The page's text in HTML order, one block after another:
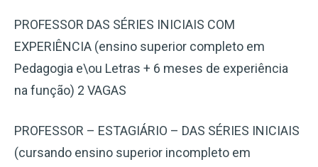
PROFESSOR DAS SÉRIES INICIAIS COM
EXPERIÊNCIA (ensino superior completo em
Pedagogia e\ou Letras + 6 meses de experiência
na função) 2 VAGAS
PROFESSOR – ESTAGIÁRIO – DAS SÉRIES INICIAIS
(cursando ensino superior incompleto em